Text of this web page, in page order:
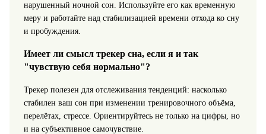
нарушенный ночной сон. Используйте его как временную
меру и работайте над стабилизацией времени отхода ко сну
и пробуждения.
Имеет ли смысл трекер сна, если я и так
"чувствую себя нормально"?
Трекер полезен для отслеживания тенденций: насколько
стабилен ваш сон при изменении тренировочного объёма,
перелётах, стрессе. Ориентируйтесь не только на цифры, но
и на субъективное самочувствие.